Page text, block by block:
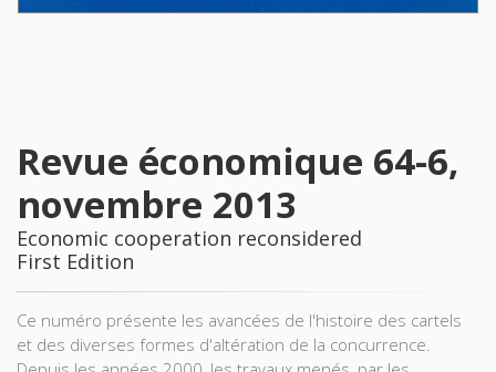
Revue économique 64-6,
novembre 2013
Economic cooperation reconsidered
First Edition
Ce numéro présente les avancées de l'histoire des cartels
et des diverses formes d'altération de la concurrence.